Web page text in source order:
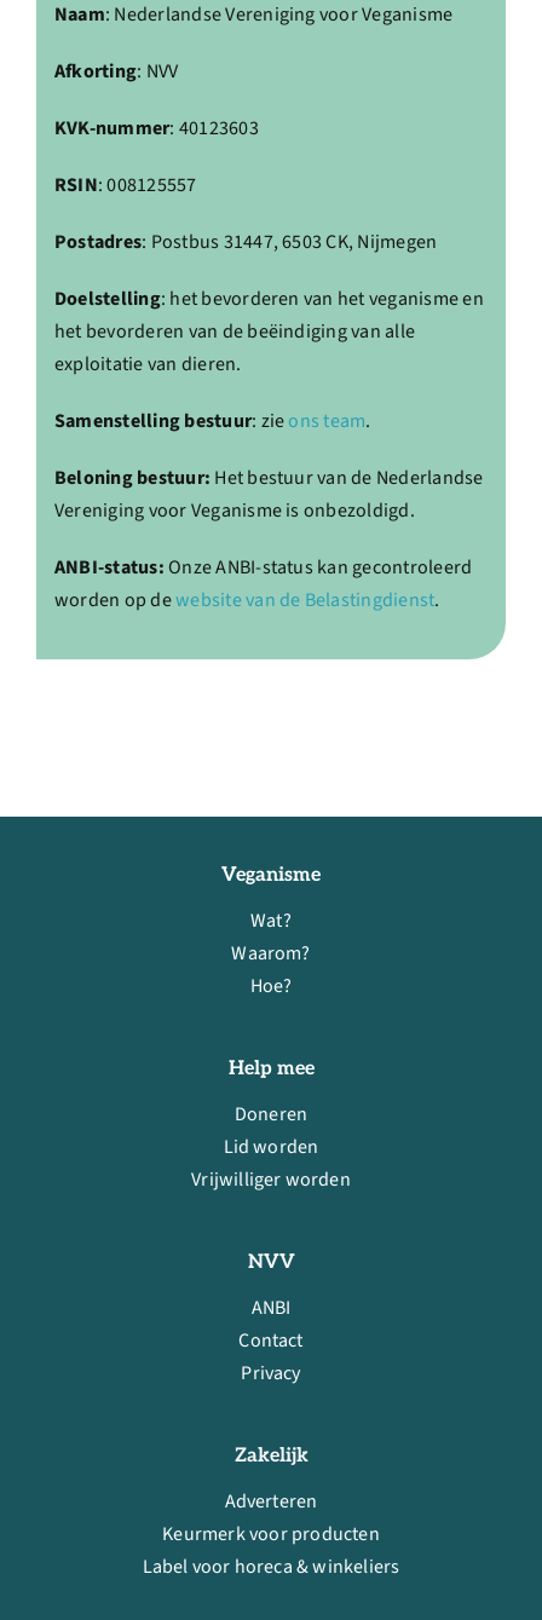
Naam: Nederlandse Vereniging voor Veganisme
Afkorting: NVV
KVK-nummer: 40123603
RSIN: 008125557
Postadres: Postbus 31447, 6503 CK, Nijmegen
Doelstelling: het bevorderen van het veganisme en
het bevorderen van de beëindiging van alle
exploitatie van dieren.
Samenstelling bestuur: zieons team.
Beloning bestuur: Het bestuur van de Nederlandse
Vereniging voor Veganisme is onbezoldigd.
ANBI-status:Onze ANBI-status kan gecontroleerd
worden op dewebsite van de Belastingdienst.
Veganisme
Wat?
Waarom?
Hoe?
Help mee
Doneren
Lid worden
Vrijwilliger worden
NVV
ANBI
Contact
Privacy
Zakelijk
Adverteren
Keurmerk voor producten
Label voor horeca & winkeliers